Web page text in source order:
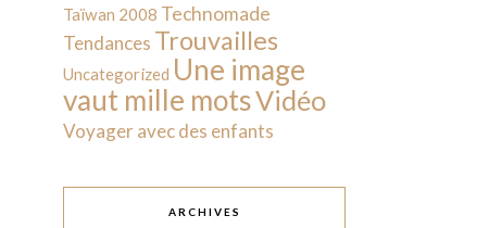
Taïwan 2008 Technomade
Tendances Trouvailles
Uncategorized Une image
vaut mille motsVidéo
Voyager avec des enfants
ARCHIVES